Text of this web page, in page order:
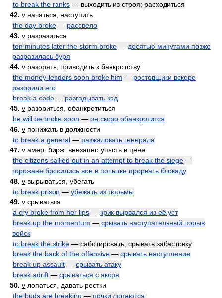
to break the ranks — выходить из строя; расходиться
42. v начаться, наступить
the day broke — рассвело
43. v разразиться
ten minutes later the storm broke — десятью минутами позже
разразилась буря
44. v разорять, приводить к банкротству
the money-lenders soon broke him — ростовщики вскоре
разорили его
break a code — разгадывать код
45. v разориться, обанкротиться
he will be broke soon — он скоро обанкротится
46. v понижать в должности
to break a general — разжаловать генерала
47. v амер. бирж. внезапно упасть в цене
the citizens sallied out in an attempt to break the siege —
горожане бросились вон в попытке прорвать блокаду
48. v вырываться, убегать
to break prison — убежать из тюрьмы
49. v срываться
a cry broke from her lips — крик вырвался из её уст
break up the momentum — срывать наступательный порыв
войск
to break the strike — саботировать, срывать забастовку
break the back of the offensive — срывать наступление
break up assault — срывать атаку
break adrift — срываться с якоря
50. v лопаться, давать ростки
the buds are breaking — почки лопаются